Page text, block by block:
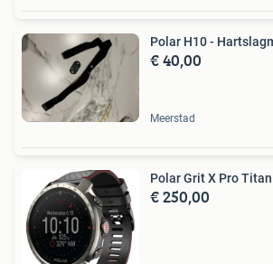
Polar H10 -
€ 40,00
Meerstad
Polar Grit X Pro Titan
€ 250,00